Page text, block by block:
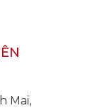
Mai,